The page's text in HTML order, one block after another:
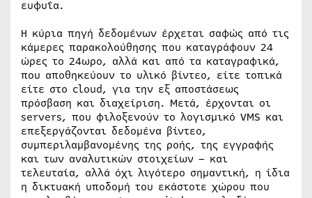
ευφυΐα.
Η κύρια πηγή δεδομένων έρχεται σαφώς από τις
κάμερες παρακολούθησης που καταγράφουν 24
ώρες το 24ωρο, αλλά και από τα καταγραφικά,
που αποθηκεύουν το υλικό βίντεο, είτε τοπικά
είτε στο cloud, για την εξ αποστάσεως
πρόσβαση και διαχείριση. Μετά, έρχονται οι
servers, που φιλοξενούν το λογισμικό VMS και
επεξεργάζονται δεδομένα βίντεο,
συμπεριλαμβανομένης της ροής, της εγγραφής
και των αναλυτικών στοιχείων – και
τελευταία, αλλά όχι λιγότερο σημαντική, η ίδια
η δικτυακή υποδομή του εκάστοτε χώρου που